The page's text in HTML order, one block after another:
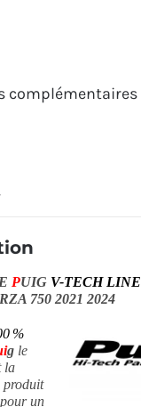
complémentaires
PUIG V-TECH LINE
750 2021 2024
%
g le
la
produit
un